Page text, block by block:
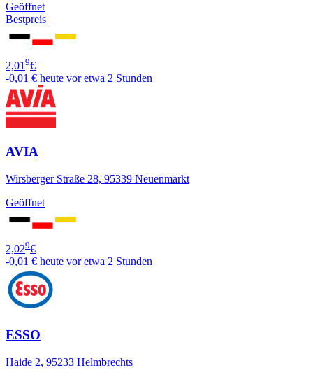
Geöffnet
Bestpreis
2,01 9€
-0,01 € heute vor etwa 2 Stunden
AVIA
Wirsberger Straße 28, 95339 Neuenmarkt
Geöffnet
2,029€
-0,01 € heute vor etwa 2 Stunden
ESSO
Haide 2, 95233 Helmbrechts